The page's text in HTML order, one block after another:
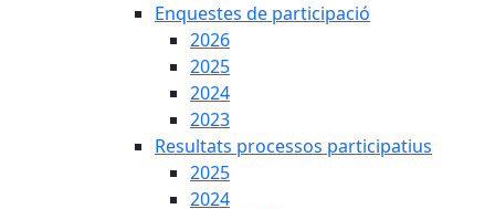
Enquestes de participació
2026
2025
2024
2023
Resultats processos participatius
2025
2024